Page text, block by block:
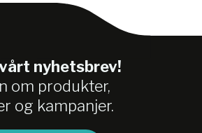
nyhetsbrev!
om produkter,
og kampanjer.